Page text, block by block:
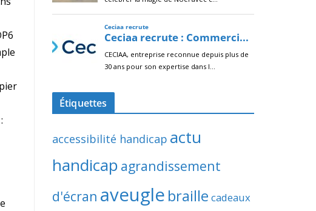
Étiquettes
accessibilité handicap actu
handicap agrandissement
d'écran aveugle braille cadeaux